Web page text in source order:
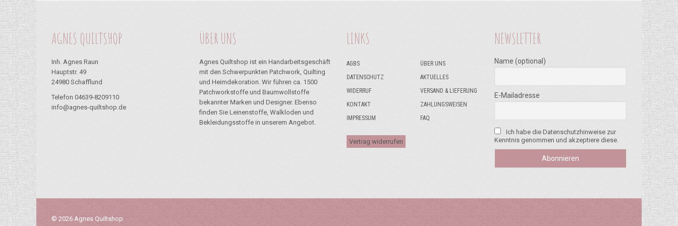
AGNES QUILTSHOP
Inh. Agnes Raun
Hauptstr. 49
24980 Schafflund
Telefon 04639-8209110
info@agnes-quiltshop.de
ÜBER UNS
Agnes Quiltshop ist ein Handarbeitsgeschäft
mit den Schwerpunkten Patchwork, Quilting
und Heimdekoration. Wir führen ca. 1500
Patchworkstoffe und Baumwollstoffe
bekannter Marken und Designer. Ebenso
finden Sie Leinenstoffe, Walkloden und
Bekleidungsstoffe in unserem Angebot.
LINKS
AGBS
DATENSCHUTZ
WIDERRUF
KONTAKT
IMPRESSUM
ÜBER UNS
AKTUELLES
VERSAND & LIEFERUNG
ZAHLUNGSWEISEN
FAQ
Vertrag widerrufen
NEWSLETTER
Name (optional)
E-Mailadresse
Ich habe die Datenschutzhinweise zur
Kenntnis genommen und akzeptiere diese.
© 2026 Agnes Quiltshop